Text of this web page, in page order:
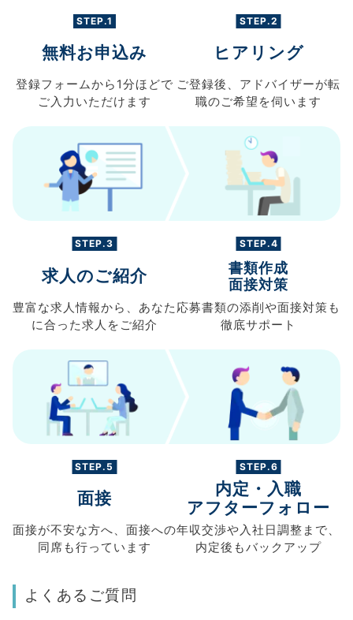
STEP.1
無料お申込み
登録フォームから 1分ほどで
ご入力 いただけます
STEP.2
ヒアリング
ご登録後、 アドバイザーが転
職のご希望を伺います
STEP.3
求人のご紹介
豊富な求人情報から、 あなた
に合った求人を ご紹介
STEP.4
書類作成
面接対策
応募書類の添削や面接対策も
徹底サポート
STEP.5
面接
面接が不安な方へ、 面接への
同席も行っています
STEP.6
内定・入職
アフターフォロー
年収交渉や入社日調整まで、
内定後もバックアップ
よくあるご質問